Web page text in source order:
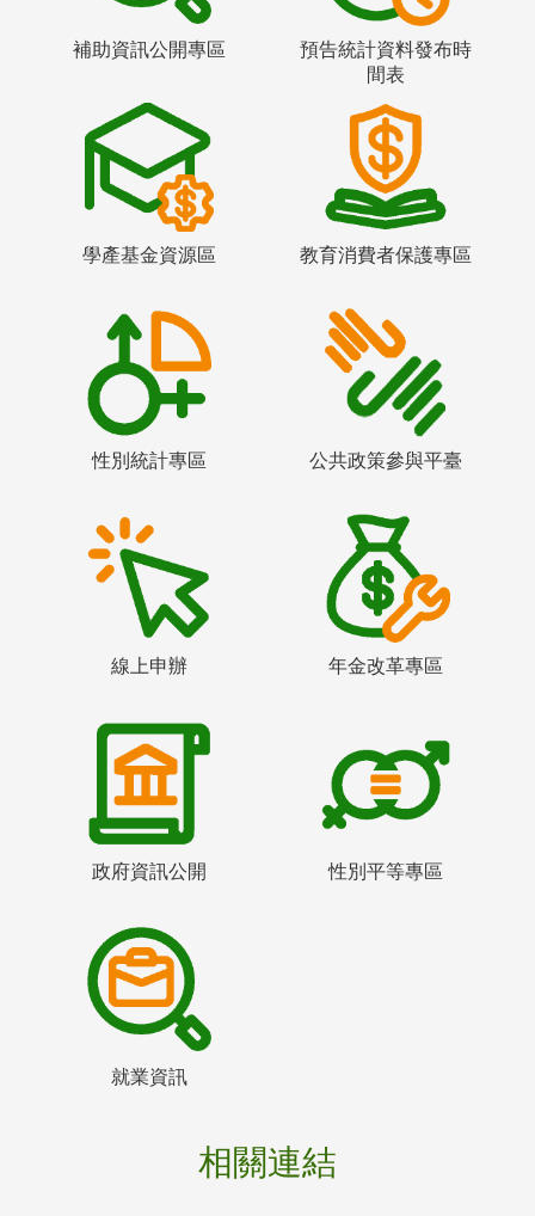
補助資訊公開專區
預告統計資料發布時
間表
學產基金資源區 教育消費者保護專區
性別統計專區 公共政策參與平臺
線上申辦 年金改革專區
政府資訊公開 性別平等專區
就業資訊
相關連結